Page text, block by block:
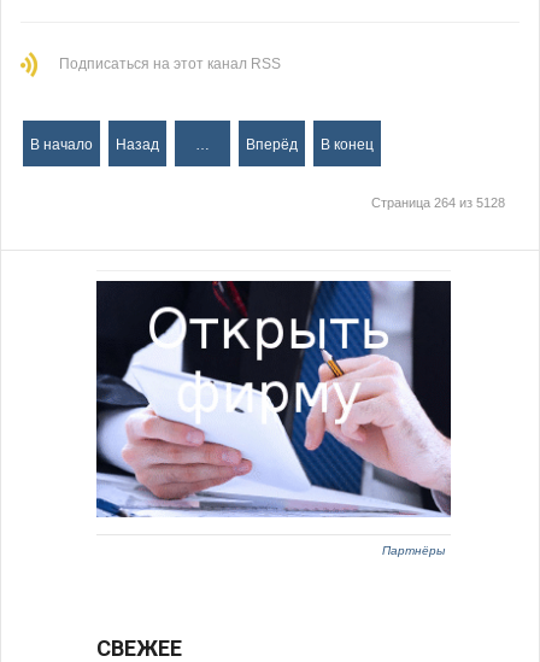
Подписаться на этот канал RSS
В начало Назад Вперёд В конец
Страница 264 из 5128
Партнёры
СВЕЖЕЕ